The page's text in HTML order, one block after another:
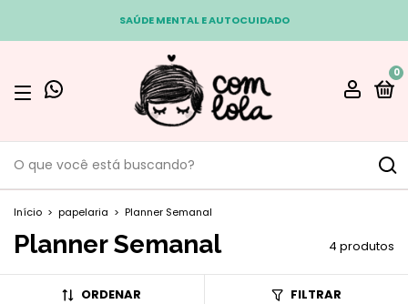
SAÚDE MENTAL E AUTOCUIDADO
0
Início > papelaria > Planner Semanal
Planner Semanal 4 produtos
ORDENAR FILTRAR